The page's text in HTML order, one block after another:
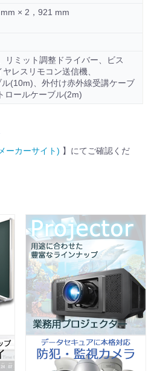
× 2，921 mm
リミット調整ドライバー、ビス
レスリモコン送信機、
ル(10m)、外付け赤外線受講ケーブ
ロールケーブル(2m)
ーカーサイト) 】にてご確認くだ